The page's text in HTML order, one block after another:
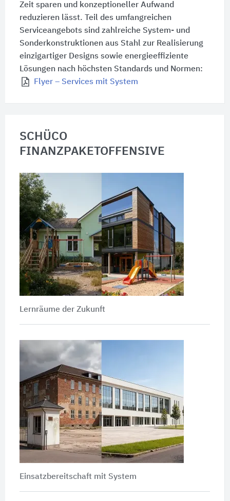
Zeit sparen und konzeptioneller Aufwand
reduzieren lässt. Teil des umfangreichen
Serviceangebots sind zahlreiche System- und
Sonderkonstruktionen aus Stahl zur Realisierung
einzigartiger Designs sowie energieeffiziente
Lösungen nach höchsten Standards und Normen:
Flyer – Services mit System
SCHÜCO
FINANZPAKETOFFENSIVE
Lernräume der Zukunft
Einsatzbereitschaft mit System